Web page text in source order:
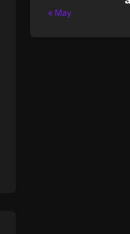
« May